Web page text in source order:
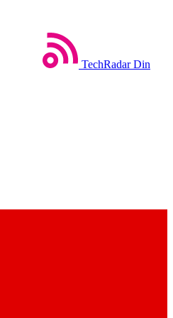
TechRadar Din